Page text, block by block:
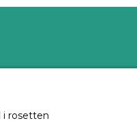
i rosetten